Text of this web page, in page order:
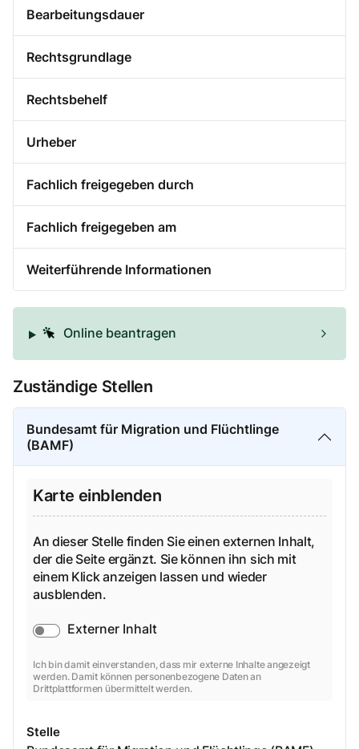
Bearbeitungsdauer
Rechtsgrundlage
Rechtsbehelf
Urheber
Fachlich freigegeben durch
Fachlich freigegeben am
Weiterführende Informationen
Online beantragen
Zuständige Stellen
Bundesamt für Migration und Flüchtlinge
(BAMF)
Karte einblenden
An dieser Stelle finden Sie einen externen Inhalt,
der die Seite ergänzt. Sie können ihn sich mit
einem Klick anzeigen lassen und wieder
ausblenden.
Externer Inhalt
Ich bin damit einverstanden, dass mir externe Inhalte angezeigt
werden. Damit können personenbezogene Daten an
Drittplattformen übermittelt werden.
Stelle